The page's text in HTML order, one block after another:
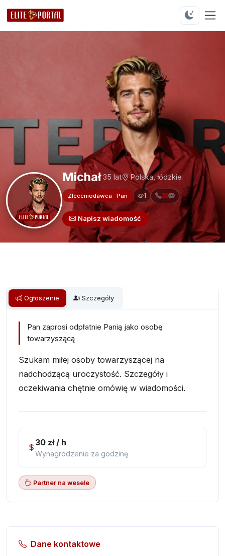
Michał 35 lat Polska, łódzkie
Zleceniodawca · Pan 1
Napisz wiadomość
Ogłoszenie Szczegóły
Pan zaprosi odpłatnie Panią jako osobę
towarzyszącą
Szukam miłej osoby towarzyszącej na
nadchodzącą uroczystość. Szczegóły i
oczekiwania chętnie omówię w wiadomości.
30 zł / h
Wynagrodzenie za godzinę
Partner na wesele
Dane kontaktowe